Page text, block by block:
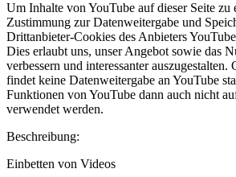
Um Inhalte von YouTube auf dieser Seite zu
Zustimmung zur Datenweitergabe und
Drittanbieter-Cookies des Anbieters
Dies erlaubt uns, unser Angebot sowie das
verbessern und interessanter
findet keine Datenweitergabe an YouTube
Funktionen von YouTube dann auch nicht
verwendet werden.
Beschreibung:
Einbetten von Videos